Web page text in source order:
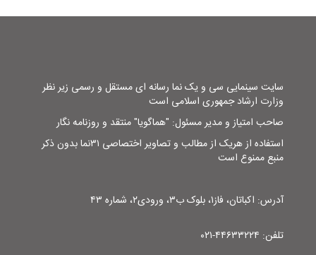
سایت سینمایی سی و یک نما رسانه ای مستقل و رسمی زیر نظر
وزارت ارشاد جمهوری اسلامی است
صاحب امتیاز و مدیر مسئول: "هماگویا" منتقد و روزنامه نگار
استفاده از هریک از مطالب و تصاویر اختصاصی ۳۱نما بدون ذکر
منبع ممنوع است
آدرس: اکباتان، فاز۱، بلوک ب۳، ورودی۲، شماره ۴۳
تلفن: ۴۴۶۳۳۲۲۴-۰۲۱